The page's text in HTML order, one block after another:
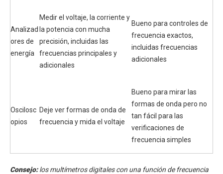
Analizad
ores de
energía
Medir el voltaje, la corriente y
la potencia con mucha
precisión, incluidas las
frecuencias principales y
adicionales
Bueno para controles de
frecuencia exactos,
incluidas frecuencias
adicionales
Oscilosc
opios
Deje ver formas de onda de
frecuencia y mida el voltaje
Bueno para mirar las
formas de onda pero no
tan fácil para las
verificaciones de
frecuencia simples
Consejo:los multímetros digitales con una función de frecuencia